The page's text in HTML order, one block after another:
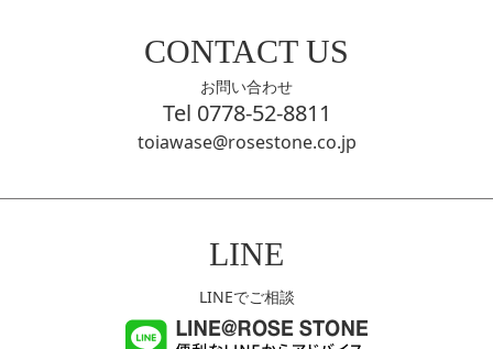
CONTACT US
お問い合わせ
Tel 0778-52-8811
toiawase@rosestone.co.jp
LINE
LINEでご相談